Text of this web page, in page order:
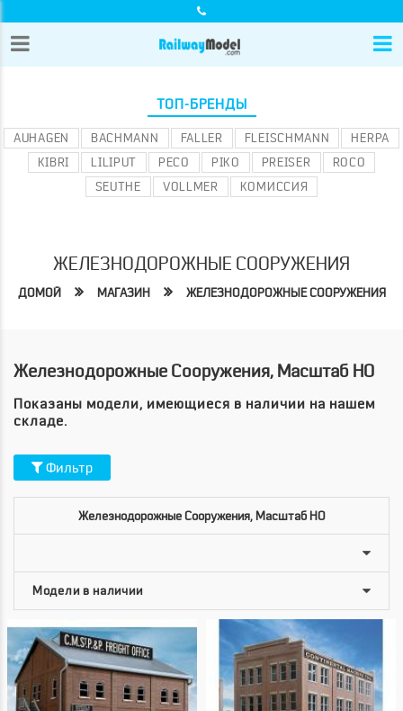
ТОП-БРЕНДЫ
AUHAGEN BACHMANN FALLER FLEISCHMANN
HERPA
KIBRI
LILIPUT PECO PIKO PREISER
ROCO
SEUTHE
VOLLMER КОМИССИЯ
ЖЕЛЕЗНОДОРОЖНЫЕ СООРУЖЕНИЯ
ДОМОЙ МАГАЗИН ЖЕЛЕЗНОДОРОЖНЫЕ СООРУЖЕНИЯ
Железнодорожные Сооружения, Масштаб HO
Показаны модели, имеющиеся в наличии на нашем
складе.
Фильтр
Железнодорожные Сооружения, Масштаб HO